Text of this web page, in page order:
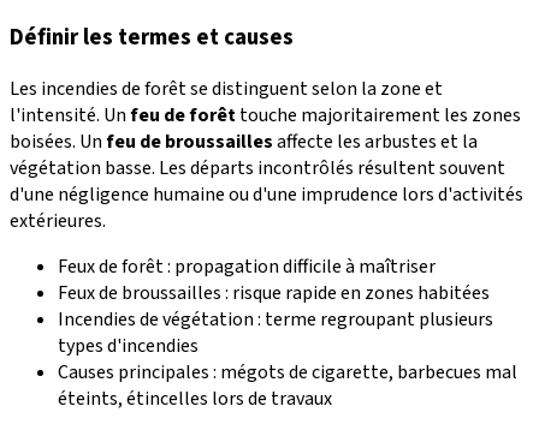
Définir les termes et causes
Les incendies de forêt se distinguent selon la zone et
l'intensité. Unfeu de forêttouche majoritairement les zones
boisées. Unfeu de broussaillesaffecte les arbustes et la
végétation basse. Les départs incontrôlés résultent souvent
d'une négligence humaine ou d'une imprudence lors d'activités
extérieures.
Feux de forêt : propagation difficile à maîtriser
Feux de broussailles : risque rapide en zones habitées
Incendies de végétation : terme regroupant plusieurs
types d'incendies
Causes principales : mégots de cigarette, barbecues mal
éteints, étincelles lors de travaux